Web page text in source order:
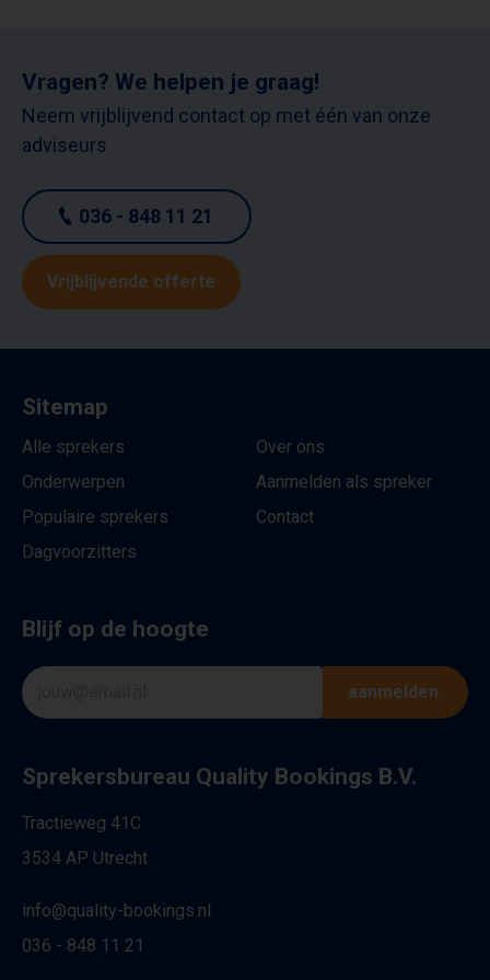
Vragen? We helpen je graag!
Neem vrijblijvend contact op met één van onze
adviseurs
036 - 848 11 21
Vrijblijvende offerte
Sitemap
Alle sprekers
Onderwerpen
Populaire sprekers
Dagvoorzitters
Over ons
Aanmelden als spreker
Contact
Blijf op de hoogte
aanmelden
Sprekersbureau Quality Bookings B.V.
Tractieweg 41C
3534 AP Utrecht
info@quality-bookings.nl
036 - 848 11 21